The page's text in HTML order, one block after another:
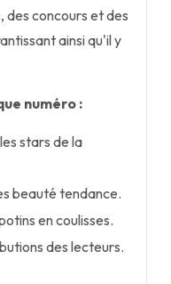
des concours et des
ainsi qu'il y
numéro :
stars de la
beauté tendance.
en coulisses.
des lecteurs.